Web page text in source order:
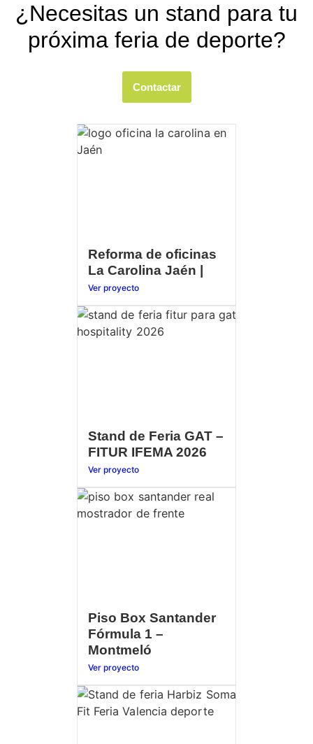
¿Necesitas un stand para tu
próxima feria de deporte?
Contactar
Reforma de oficinas
La Carolina Jaén |
Ver proyecto
Stand de Feria GAT –
FITUR IFEMA 2026
Ver proyecto
Piso Box Santander
Fórmula 1 –
Montmeló
Ver proyecto